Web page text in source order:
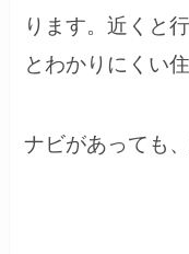
ります。近くと
とわかりにくい
ナビがあっても